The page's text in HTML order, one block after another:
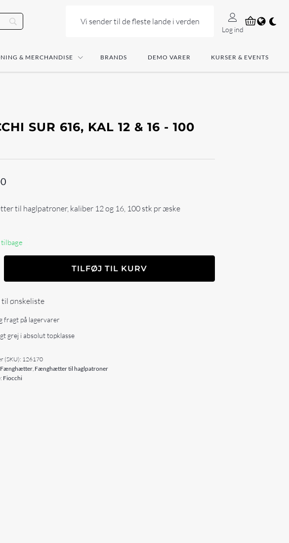
Vi sender til de fleste lande i verden
Log ind
& MERCHANDISE BRANDS DEMO VARER KURSER & EVENTS
SUR 616, KAL 12 & 16 - 100
til haglpatroner, kaliber 12 og 16, 100 stk pr æske
TILFØJ TIL KURV
ønskeliste
fragt på lagervarer
grej i absolut topklasse
(SKU): 126170
Fænghætter, Fænghætter til haglpatroner
Fiocchi